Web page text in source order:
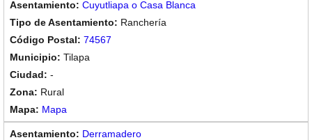
Cuyutliapa o Casa Blanca
Ranchería
74567
Tilapa
-
Rural
Mapa
Derramadero